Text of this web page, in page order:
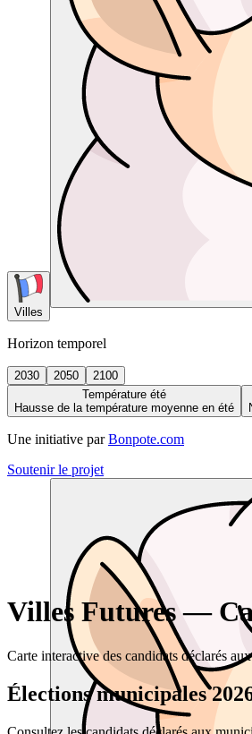
Villes
Horizon temporel
2030 2050
2100
Température été
Hausse de la température moyenne en été
Une initiative par Bonpote.com
Soutenir le projet
Villes Futures —
Carte interactive des candidats déclarés
Élections municipales